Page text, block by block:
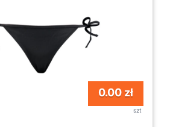
0.00 zł
szt